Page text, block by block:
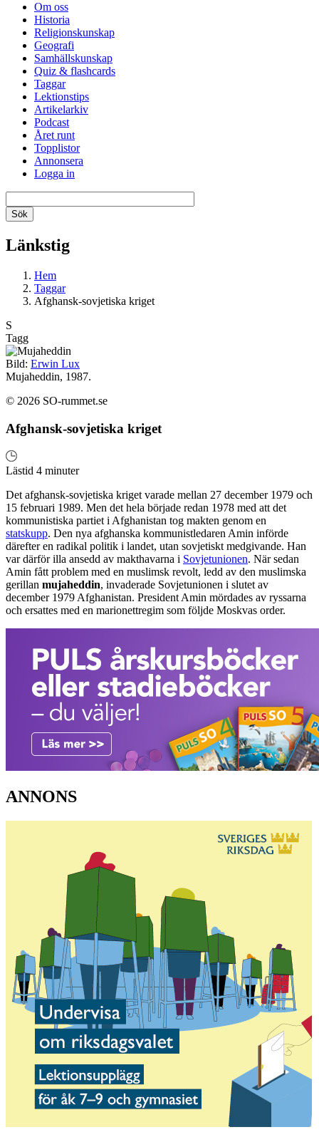
Om oss
Historia
Religionskunskap
Geografi
Samhällskunskap
Quiz & flashcards
Taggar
Lektionstips
Artikelarkiv
Podcast
Året runt
Topplistor
Annonsera
Logga in
Länkstig
Hem
Taggar
Afghansk-sovjetiska kriget
S
Tagg
Bild: Erwin Lux
Mujaheddin, 1987.
© 2026 SO-rummet.se
Afghansk-sovjetiska kriget
Lästid 4 minuter
Det afghansk-sovjetiska kriget varade mellan 27 december 1979 och
15 februari 1989. Men det hela började redan 1978 med att det
kommunistiska partiet i Afghanistan tog makten genom en
statskupp. Den nya afghanska kommunistledaren Amin införde
därefter en radikal politik i landet, utan sovjetiskt medgivande. Han
var därför illa ansedd av makthavarna i Sovjetunionen. När sedan
Amin fått problem med en muslimsk revolt, ledd av den muslimska
gerillan mujaheddin, invaderade Sovjetunionen i slutet av
december 1979 Afghanistan. President Amin mördades av ryssarna
och ersattes med en marionettregim som följde Moskvas order.
ANNONS